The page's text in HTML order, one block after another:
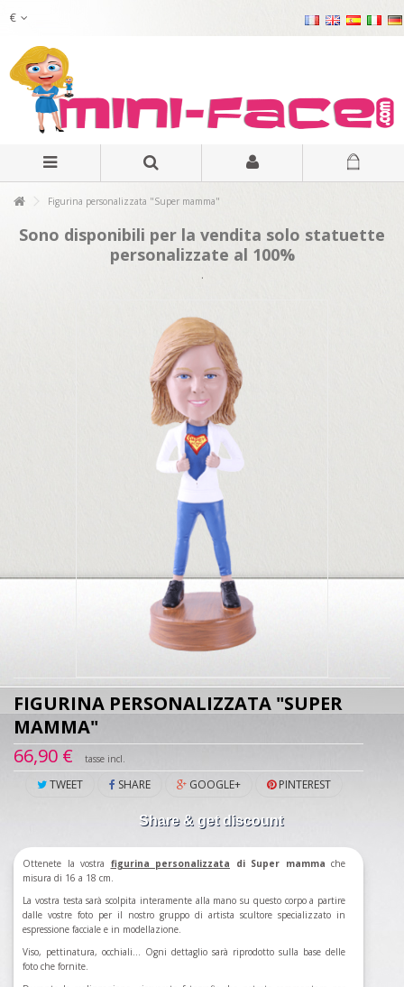
€
Figurina personalizzata "Super mamma"
Sono disponibili per la vendita solo statuette
personalizzate al 100%
.
FIGURINA PERSONALIZZATA "SUPER
MAMMA"
66,90 €
tasse incl.
TWEET SHARE GOOGLE+ PINTEREST
Share & get discount
Ottenete la vostra figurina personalizzata di Super mamma che
misura di 16 a 18 cm.
La vostra testa sarà scolpita interamente alla mano su questo corpo a partire
dalle vostre foto per il nostro gruppo di artista scultore specializzato in
espressione facciale e in modellazione.
Viso, pettinatura, occhiali... Ogni dettaglio sarà riprodotto sulla base delle
foto che fornite.